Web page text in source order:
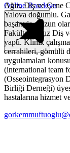
Online Randevu
Ağız, Diş ve Çene
Yalova doğumlu.
başarıyla mezun
Fakültesi Ağız Diş
yaptı. Klinik
cerrahileri, gömülü
uygulamaları
(international team
(Osseointegrasyon
Birliği Derneği)
hastalarına hizmet